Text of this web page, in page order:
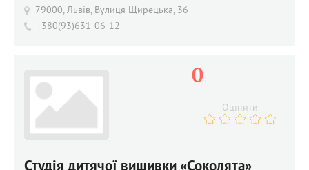
79000, Львів, Вулиця Щирецька, 36
+380(93)631-06-12
0
Оцінити